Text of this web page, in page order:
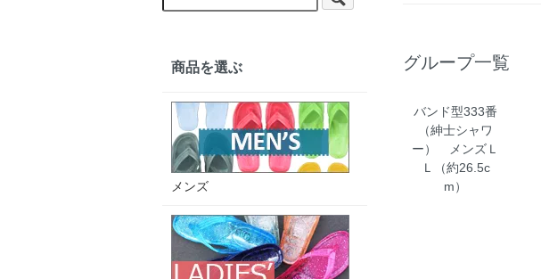
グループ一覧
バンド型333番
（紳士シャワ
ー） メンズＬ
Ｌ（約26.5c
m）
商品を選ぶ
メンズ